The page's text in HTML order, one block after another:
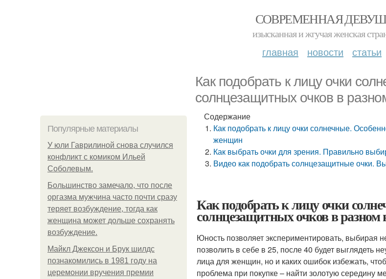
СОВРЕМЕННАЯ
изысканная и жгучая женская
главная новости статьи
Как подобрать к лицу очки
солнцезащитных очков в
Популярные материалы
У юли Гаврилиной снова случился
конфликт с комиком Ильей
Соболевым.
Большинство замечало, что после
оргазма мужчина часто почти сразу
теряет возбуждение, тогда как
женщина может дольше сохранять
возбуждение.
Майкл Джексон и Брук шилдс
познакомились в 1981 году на
церемонии вручения премии
Содержание
Как подобрать к лицу очки солнечные.
женщин
Как выбрать очки для зрения. Правильно
Видео как подобрать солнцезащитные очки.
Как подобрать к лицу очки
солнцезащитных очков в разном
Юность позволяет экспериментировать,
позволить в себе в 25, после 40 будет выглядеть
лица для женщин, но и каких ошибок избежать,
проблема при покупке – найти золотую середину